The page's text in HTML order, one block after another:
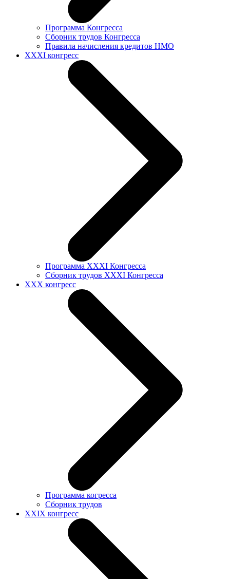
Программа Конгресса
Сборник трудов Конгресса
Правила начисления кредитов НМО
XXXI конгресс
Программа XXXI Конгресса
Сборник трудов XXXI Конгресса
XXX конгресс
Программа когресса
Сборник трудов
XXIX конгресс